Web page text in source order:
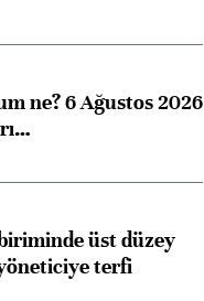
ne? 6 Ağustos 2026
üst düzey
terfi